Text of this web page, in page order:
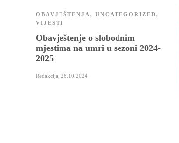
OBAVJEŠTENJA , UNCATEGORIZED,
VIJESTI
Obavještenje o slobodnim
mjestima na umri u sezoni 2024-
2025
Redakcija 28.10.2024